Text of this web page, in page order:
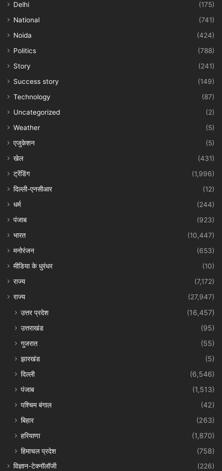
Delhi
(175)
National
(741)
Noida
(424)
Politics
(788)
Story
(241)
Success story
(149)
Technology
(87)
Uncategorized
(2)
Weather
(5)
एजुकेशन
(5)
खेल
(431)
ट्रेंडिंग
(1,996)
दिल्ली-एनसीआर
(12)
धर्म
(244)
पंजाब
(923)
भारत
(10,447)
मनोरंजन
(653)
मीडिया के धुरंधर
(10)
राज्य
(7,172)
राज्य
(27,947)
उत्तर प्रदेश
(16,457)
उत्तराखंड
(95)
गुजरात
(55)
झारखंड
(5)
दिल्ली
(6,546)
पंजाब
(1,513)
पश्चिम बंगाल
(42)
बिहार
(263)
हरियाणा
(1,870)
हिमाचल प्रदेश
(758)
विज्ञान-टेक्नॉलॉजी
(226)